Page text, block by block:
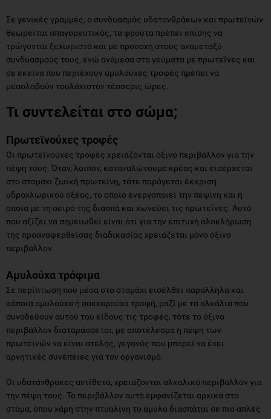
Σε γενικές γραμμές, ο συνδυασμός υδατανθράκων και πρωτεϊνών
θεωρείται απαγορευτικός, τα φρούτα πρέπει επίσης να
τρώγονται ξεχωριστά και με προσοχή στους αναμεταξύ
συνδυασμούς τους, ενώ ανάμεσα στα γεύματα με πρωτεΐνες και
σε εκείνα που περιέχουν αμυλούχες τροφές πρέπει να
μεσολαβούν τουλάχιστον τέσσερις ώρες.
Τι συντελείται στο σώμα;
Πρωτεϊνούχες τροφές
Οι πρωτεϊνούχες τροφές χρειάζονται όξινο περιβάλλον για την
πέψη τους. Όταν, λοιπόν, καταναλώνουμε κρέας και εισέρχεται
στο στομάχι ζωική πρωτεΐνη, τότε παράγεται έκκριση
υδροχλωρικού οξέος, το οποίο ενεργοποιεί την πεψίνη και η
οποία με τη σειρά της διασπά και χωνεύει τις πρωτεΐνες. Αυτό
που αξίζει να σημειωθεί είναι ότι για την επιτυχή ολοκλήρωση
της προαναφερθείσας διαδικασίας χρειάζεται μόνο όξινο
περιβάλλον.
Αμυλούχα τρόφιμα
Σε περίπτωση που μέσα στο στομάχι εισέλθει παράλληλα και
κάποια αμυλούχα ή σακχαρούχα τροφή, μαζί με τα αλκάλια που
συνοδεύουν αυτού του είδους τις τροφές, τότε το όξινο
περιβάλλον διαταράσσεται, με αποτέλεσμα η πέψη των
πρωτεϊνών να είναι ατελής, γεγονός που μπορεί να έχει
αρνητικές συνέπειες για τον οργανισμό.
Οι υδατάνθρακες αντίθετα, χρειάζονται αλκαλικό περιβάλλον για
την πέψη τους. Το περιβάλλον αυτό εμφανίζεται αρχικά στο
στόμα, όπου χάρη στην πτυαλίνη το άμυλο διασπάται σε πιο απλές